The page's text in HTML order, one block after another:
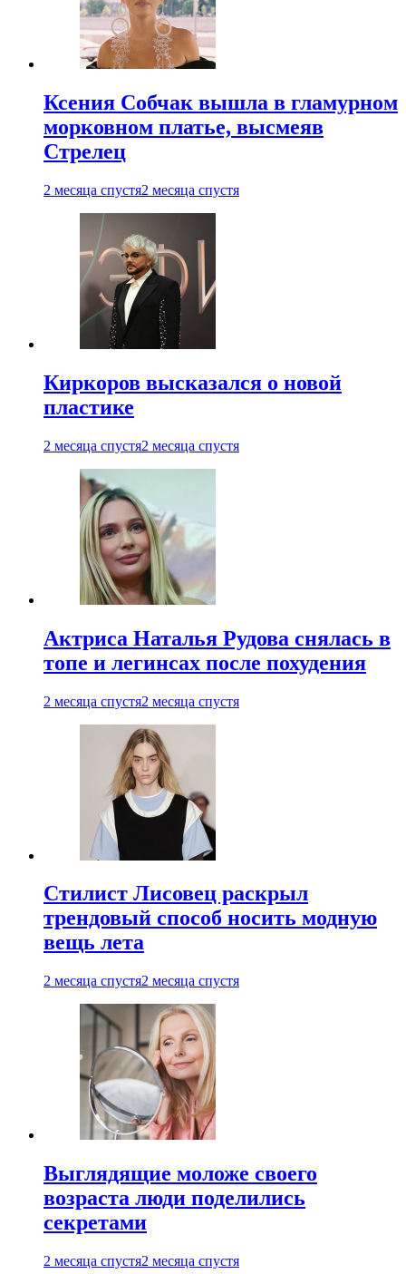
Ксения Собчак вышла в гламурном
морковном платье, высмеяв
Стрелец
2 месяца спустя2 месяца спустя
Киркоров высказался о новой
пластике
2 месяца спустя2 месяца спустя
Актриса Наталья Рудова снялась в
топе и легинсах после похудения
2 месяца спустя2 месяца спустя
Стилист Лисовец раскрыл
трендовый способ носить модную
вещь лета
2 месяца спустя2 месяца спустя
Выглядящие моложе своего
возраста люди поделились
секретами
2 месяца спустя2 месяца спустя